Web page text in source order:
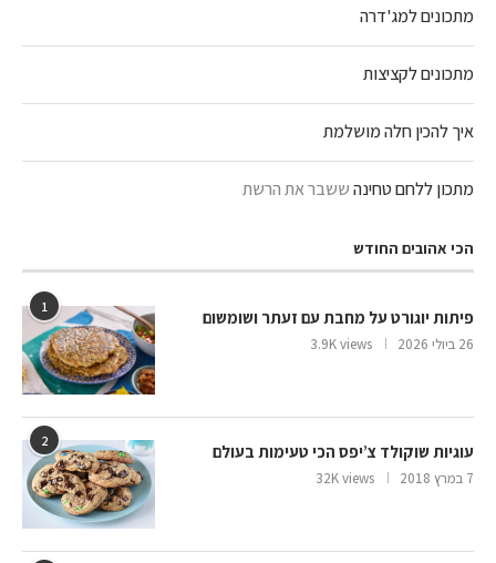
מתכונים למג'דרה
מתכונים לקציצות
איך להכין חלה מושלמת
מתכון ללחם טחינהששבר את הרשת
הכי אהובים החודש
1
פיתות יוגורט על מחבת עם זעתר ושומשום
26 ביולי 2026 3.9K views
2
עוגיות שוקולד צ’יפס הכי טעימות בעולם
7 במרץ 2018 32K views